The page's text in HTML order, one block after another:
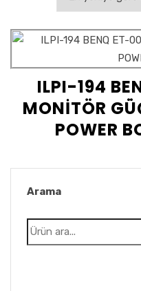
ILPI-194
MONİTÖR
POWER
Arama